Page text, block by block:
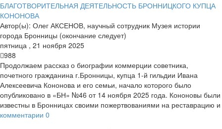
БЛАГОТВОРИТЕЛЬНАЯ ДЕЯТЕЛЬНОСТЬ БРОННИЦКОГО КУПЦА
КОНОНОВА
Автор(ы): Олег АКСЕНОВ, научный сотрудник Музея истории
города Бронницы (окончание следует)
пятница , 21 ноября 2025
988
Продолжаем рассказ о биографии коммерции советника,
почетного гражданина г.Бронницы, купца 1-й гильдии Ивана
Алексеевича Кононова и его семьи, начало которого было
опубликовано в «БН» №46 от 14 ноября 2025 года. Кононовы были
известны в Бронницах своими пожертвованиями на реставрацию и
комментарии 0